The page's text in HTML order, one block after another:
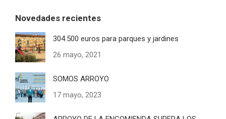
Novedades recientes
304.500 euros para parques y jardines
26 mayo, 2021
SOMOS ARROYO
17 mayo, 2023